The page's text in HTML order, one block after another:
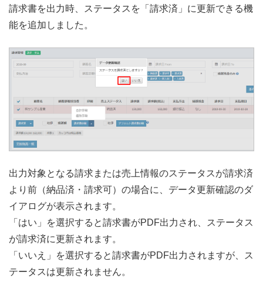
請求書を出力時、ステータスを「請求済」に更新できる機
能を追加しました。
出力対象となる請求または売上情報のステータスが請求済
より前（納品済・請求可）の場合に、データ更新確認のダ
イアログが表示されます。
「はい」を選択すると請求書がPDF出力され、ステータス
が請求済に更新されます。
「いいえ」を選択すると請求書がPDF出力されますが、ス
テータスは更新されません。